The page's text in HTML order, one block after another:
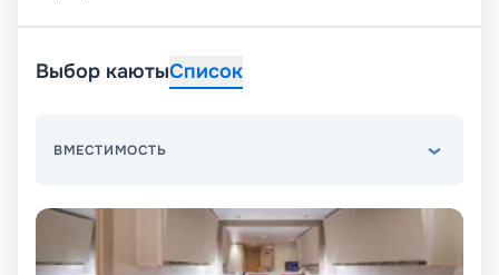
Выбор каютыСписок
ВМЕСТИМОСТЬ